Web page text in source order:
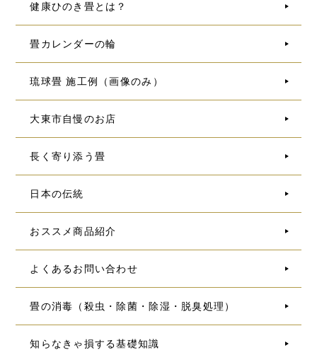
健康ひのき畳とは？
畳カレンダーの輪
琉球畳 施工例（画像のみ）
大東市自慢のお店
長く寄り添う畳
日本の伝統
おススメ商品紹介
よくあるお問い合わせ
畳の消毒（殺虫・除菌・除湿・脱臭処理）
知らなきゃ損する基礎知識